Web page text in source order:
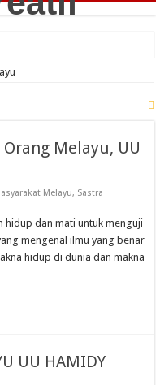
Oleh : UU Hamidy
Hamidy
Memegang Teraju Adat di
di Siberakun Kuantan
Kemerdekaan RI), Oleh : UU
Hamidy, Bilik Kreatif, 2023
Hamidy
Melayu, UU
Melayu, Sastra
hidup dan mati untuk menguji
mengenal ilmu yang benar
hidup di dunia dan makna
UU HAMIDY